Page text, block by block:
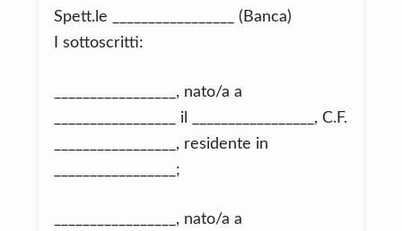
Spett.le _________________ (Banca)
I sottoscritti:
_________________, nato/a a
_________________ il _________________, C.F.
_________________, residente in
_________________;
_________________, nato/a a